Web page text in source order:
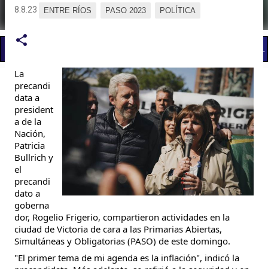
📢 LO ÚLTIMO
8.8.23 ENTRE RÍOS PASO 2023 POLÍTICA
La
precandi
data a
president
a de la
Nación,
Patricia
Bullrich y
el
precandi
dato a
goberna
dor, Rogelio Frigerio, compartieron actividades en la
ciudad de Victoria de cara a las Primarias Abiertas,
Simultáneas y Obligatorias (PASO) de este domingo.
"El primer tema de mi agenda es la inflación", indicó la